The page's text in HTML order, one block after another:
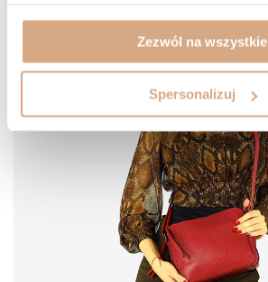
Zezwól na wszystkie
Spersonalizuj